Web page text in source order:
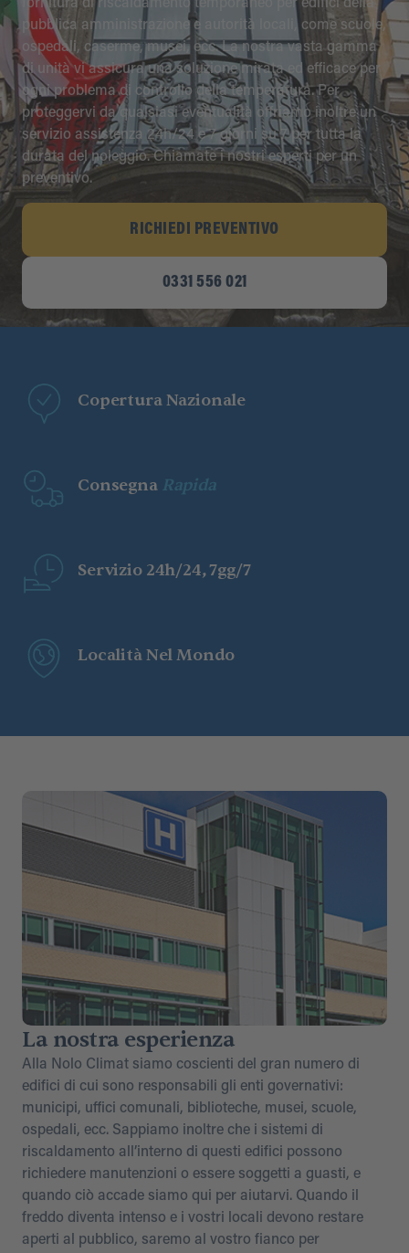
fornitura di riscaldamento temporaneo per edifici della
pubblica amministrazione e autorità locali, come scuole,
ospedali, caserme, musei, ecc. La nostra vasta gamma
di unità vi assicura una soluzione mirata ed efficace per
ogni problema di controllo della temperatura. Per
proteggervi da qualsiasi eventualità offriamo inoltre un
servizio assistenza 24h/24 e 7 giorni su 7 per tutta la
durata del noleggio. Chiamate i nostri esperti per un
preventivo.
RICHIEDI PREVENTIVO
0331 556 021
Copertura Nazionale
Consegna Rapida
Servizio 24h/24, 7gg/7
Località Nel Mondo
La nostra esperienza
Alla Nolo Climat siamo coscienti del gran numero di
edifici di cui sono responsabili gli enti governativi:
municipi, uffici comunali, biblioteche, musei, scuole,
ospedali, ecc. Sappiamo inoltre che i sistemi di
riscaldamento all’interno di questi edifici possono
richiedere manutenzioni o essere soggetti a guasti, e
quando ciò accade siamo qui per aiutarvi. Quando il
freddo diventa intenso e i vostri locali devono restare
aperti al pubblico, saremo al vostro fianco per